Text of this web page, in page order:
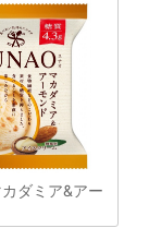
ダミア&アー